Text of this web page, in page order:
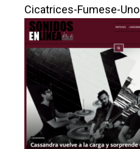
Cicatrices-Fumese-Uno